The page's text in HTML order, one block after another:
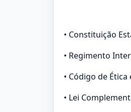
• Constituição
• Regimento
• Código de
• Lei